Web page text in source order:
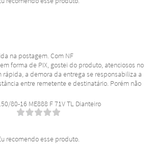
na postagem. Com NF
forma de PIX, gostei do produto, atenciosos no
a demora da entrega se responsabiliza a
entre remetente e destinatário. Porém não
80-16 ME888 F 71V TL Dianteiro
recomendo esse produto.